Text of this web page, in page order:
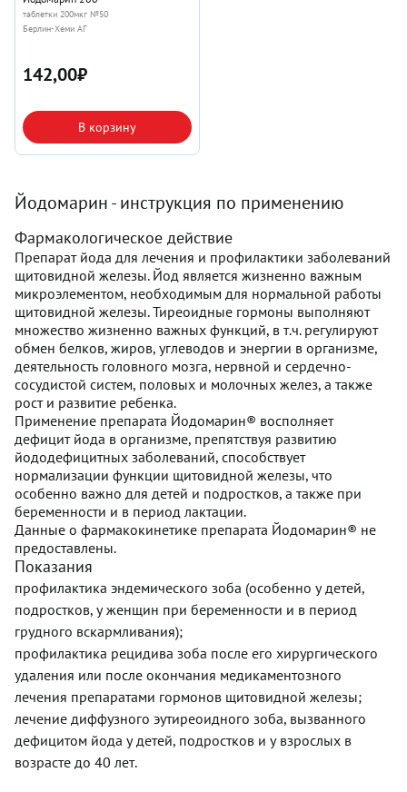
таблетки 200мкг №50
Берлин-Хеми АГ
142,00₽
В корзину
Йодомарин - инструкция по применению
Фармакологическое действие
Препарат йода для лечения и профилактики заболеваний
щитовидной железы. Йод является жизненно важным
микроэлементом, необходимым для нормальной работы
щитовидной железы. Тиреоидные гормоны выполняют
множество жизненно важных функций, в т.ч. регулируют
обмен белков, жиров, углеводов и энергии в организме,
деятельность головного мозга, нервной и сердечно-
сосудистой систем, половых и молочных желез, а также
рост и развитие ребенка.
Применение препарата Йодомарин® восполняет
дефицит йода в организме, препятствуя развитию
йододефицитных заболеваний, способствует
нормализации функции щитовидной железы, что
особенно важно для детей и подростков, а также при
беременности и в период лактации.
Данные о фармакокинетике препарата Йодомарин® не
предоставлены.
Показания
профилактика эндемического зоба (особенно у детей,
подростков, у женщин при беременности и в период
грудного вскармливания);
профилактика рецидива зоба после его хирургического
удаления или после окончания медикаментозного
лечения препаратами гормонов щитовидной железы;
лечение диффузного эутиреоидного зоба, вызванного
дефицитом йода у детей, подростков и у взрослых в
возрасте до 40 лет.